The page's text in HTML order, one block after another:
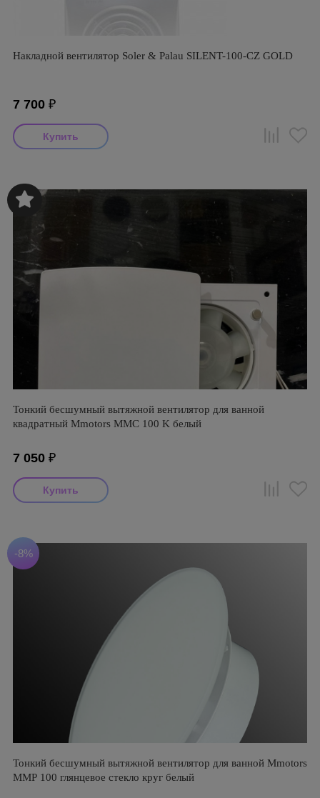
Накладной вентилятор Soler & Palau SILENT-100-CZ GOLD
7 700 ₽
Тонкий бесшумный вытяжной вентилятор для ванной
квадратный Mmotors ММC 100 K белый
7 050 ₽
-8%
Тонкий бесшумный вытяжной вентилятор для ванной Mmotors
ММР 100 глянцевое стекло круг белый